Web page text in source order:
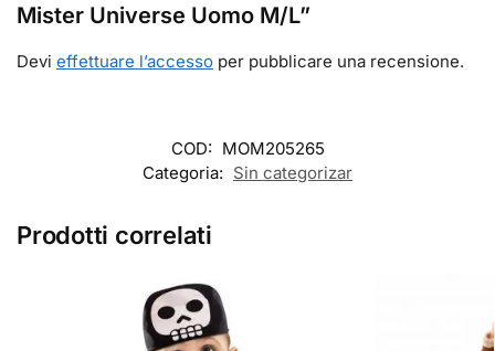
Mister Universe Uomo M/L”
Devi effettuare l’accesso per pubblicare una recensione.
COD: MOM205265
Categoria: Sin categorizar
Prodotti correlati